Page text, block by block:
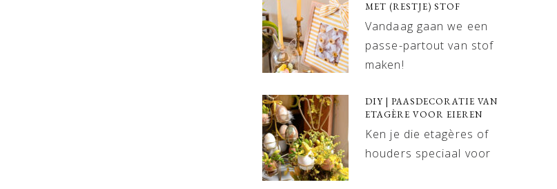
MET (RESTJE) STOF
Vandaag gaan we een
passe-partout van stof
maken!
DIY | PAASDECORATIE VAN
ETAGÈRE VOOR EIEREN
Ken je die etagères of
houders speciaal voor